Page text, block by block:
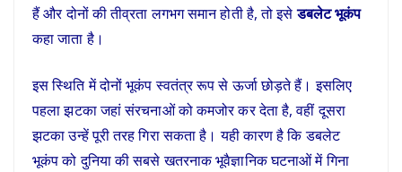
हैं और दोनों की तीव्रता लगभग समान होती है, तो इसेडबलेट भूकंप
कहा जाता है।
इस स्थिति में दोनों भूकंप स्वतंत्र रूप से ऊर्जा छोड़ते हैं। इसलिए
पहला झटका जहां संरचनाओं को कमजोर कर देता है, वहीं दूसरा
झटका उन्हें पूरी तरह गिरा सकता है। यही कारण है कि डबलेट
भूकंप को दुनिया की सबसे खतरनाक भूवैज्ञानिक घटनाओं में गिना